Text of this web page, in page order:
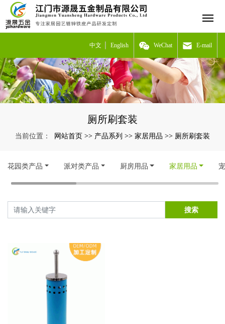
中文 English WeChat E-mail
厕所刷套装
当前位置： 网站首页 >> 产品系列 >> 家居用品 >> 厕所刷套装
花园类产品 派对类产品 厨房用品 家居用品
搜索